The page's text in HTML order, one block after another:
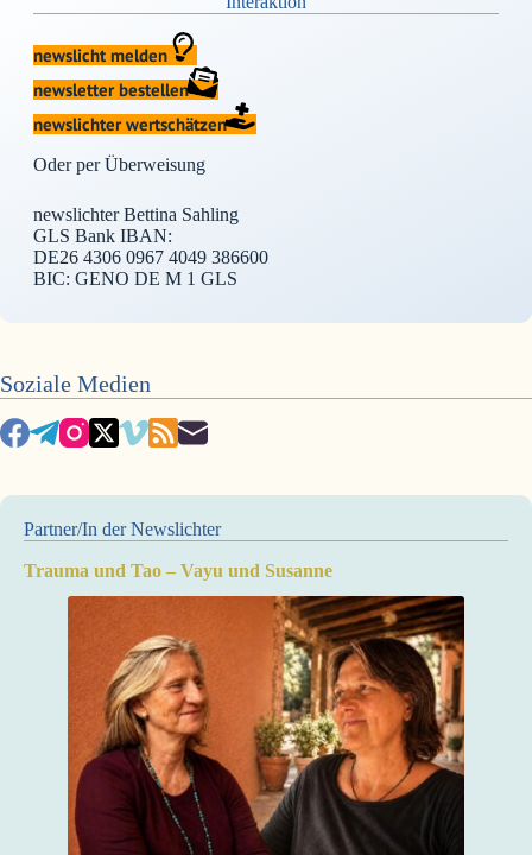
newslicht melden
newsletter bestellen
newslichter wertschätzen
Oder per Überweisung
newslichter Bettina Sahling
GLS Bank IBAN:
DE26 4306 0967 4049 386600
BIC: GENO DE M 1 GLS
Soziale Medien
Partner/In der Newslichter
Trauma und Tao – Vayu und Susanne